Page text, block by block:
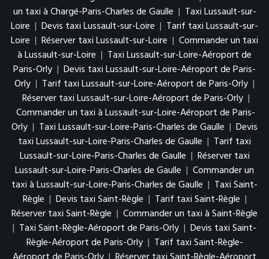
un taxi à Chargé-Paris-Charles de Gaulle | Taxi Lussault-sur-
Loire | Devis taxi Lussault-sur-Loire | Tarif taxi Lussault-sur-
Loire | Réserver taxi Lussault-sur-Loire | Commander un taxi
à Lussault-sur-Loire | Taxi Lussault-sur-Loire-Aéroport de
Paris-Orly | Devis taxi Lussault-sur-Loire-Aéroport de Paris-
Orly | Tarif taxi Lussault-sur-Loire-Aéroport de Paris-Orly |
Réserver taxi Lussault-sur-Loire-Aéroport de Paris-Orly |
Commander un taxi à Lussault-sur-Loire-Aéroport de Paris-
Orly | Taxi Lussault-sur-Loire-Paris-Charles de Gaulle | Devis
taxi Lussault-sur-Loire-Paris-Charles de Gaulle | Tarif taxi
Lussault-sur-Loire-Paris-Charles de Gaulle | Réserver taxi
Lussault-sur-Loire-Paris-Charles de Gaulle | Commander un
taxi à Lussault-sur-Loire-Paris-Charles de Gaulle | Taxi Saint-
Règle | Devis taxi Saint-Règle | Tarif taxi Saint-Règle |
Réserver taxi Saint-Règle | Commander un taxi à Saint-Règle
| Taxi Saint-Règle-Aéroport de Paris-Orly | Devis taxi Saint-
Règle-Aéroport de Paris-Orly | Tarif taxi Saint-Règle-